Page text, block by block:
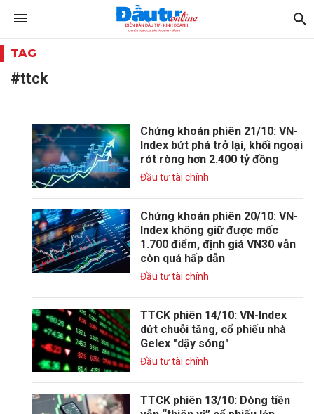
TAG
#ttck
Chứng khoán phiên 21/10: VN-
Index bứt phá trở lại, khối ngoại
rót ròng hơn 2.400 tỷ đồng
Đầu tư tài chính
Chứng khoán phiên 20/10: VN-
Index không giữ được mốc
1.700 điểm, định giá VN30 vẫn
còn quá hấp dẫn
Đầu tư tài chính
TTCK phiên 14/10: VN-Index
dứt chuỗi tăng, cổ phiếu nhà
Gelex "dậy sóng"
Đầu tư tài chính
TTCK phiên 13/10: Dòng tiền